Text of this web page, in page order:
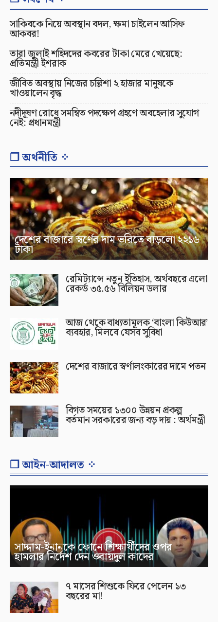
সাকিবকে নিয়ে অবস্থান বদল, ক্ষমা চাইলেন আসিফ
আকবর!
তারা জুলাই শহিদদের কবরের টাকা মেরে খেয়েছে:
প্রতিমন্ত্রী ইশরাক
জীবিত অবস্থায় নিজের চল্লিশা ২ হাজার মানুষকে
খাওয়ালেন বৃদ্ধ
নদীদূষণ রোধে সমন্বিত পদক্ষেপ গ্রহণে অবহেলার সুযোগ
নেই: প্রধানমন্ত্রী
❐ অর্থনীতি ⁘
দেশের বাজারে স্বর্ণের দাম ভরিতে বাড়লো ২২১৬
টাকা
রেমিট্যান্সে নতুন ইতিহাস, অর্থবছরে এলো
রেকর্ড ৩৫.৫৬ বিলিয়ন ডলার
আজ থেকে বাধ্যতামূলক ‘বাংলা কিউআর’
ব্যবহার, মিলবে যেসব সুবিধা
দেশের বাজারে স্বর্ণালংকারের দামে পতন
বিগত সময়ের ১৩০০ উন্নয়ন প্রকল্প
বর্তমান সরকারের জন্য বড় দায় : অর্থমন্ত্রী
❐ আইন-আদালত ⁘
সাদ্দাম-ইনানকে ফোনে শিক্ষার্থীদের ওপর
হামলার নির্দেশ দেন ওবায়দুল কাদের
৭ মাসের শিশুকে ফিরে পেলেন ১৩
বছরের মা!